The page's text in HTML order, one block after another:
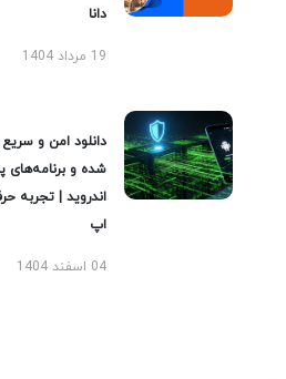
دانا
19 مرداد 1404
دانلود امن و
شده و برنامه‌های
اندروید | تجربه
اپ
04 اسفند 1404